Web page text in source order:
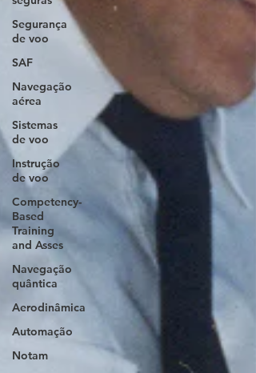
Segurança
de voo
SAF
Navegação
aérea
Sistemas
de voo
Instrução
de voo
Competency-
Based
Training
and Asses
Navegação
quântica
Aerodinâmica
Automação
Notam